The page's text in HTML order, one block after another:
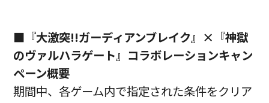
■『大激突!!ガーディアンブレイク』×『神獄
のヴァルハラゲート』コラボレーションキャン
ペーン概要
期間中、各ゲーム内で指定された条件をクリア